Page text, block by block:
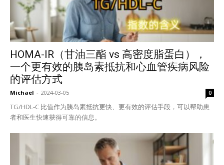
HOMA-IR（甘油三酯 vs 高密度脂蛋白），
一个更有效的胰岛素抵抗和心血管疾病风险
的评估方式
Michael - 2024-03-05 0
TG/HDL-C 比值作为胰岛素抵抗更快、更有效的评估手段，可以帮助患
者和医生快速获得可靠的信息。